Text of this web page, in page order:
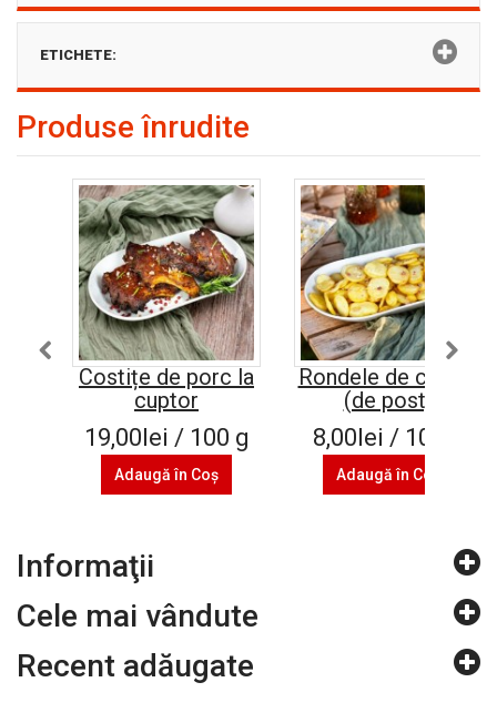
ETICHETE:
Produse înrudite
Costițe de porc la
cuptor
19,00lei / 100 g
Adaugă în Coş
Rondele de cartofi
(de post)
8,00lei / 100 g
Adaugă în Coş
Informaţii
Cele mai vândute
Recent adăugate